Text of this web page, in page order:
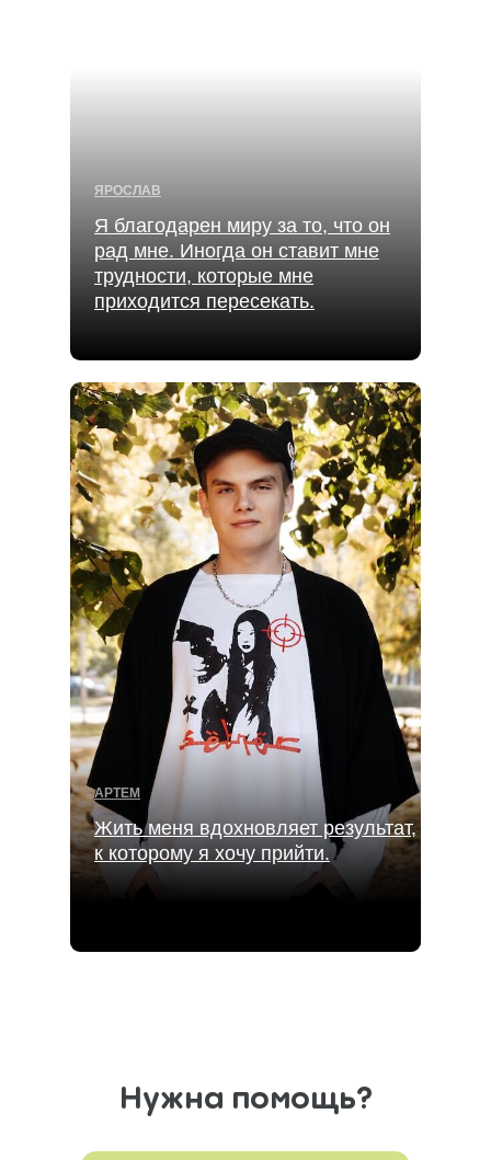
Я благодарен миру за то, что он
рад мне. Иногда он ставит мне
трудности, которые мне
приходится пересекать.
ЯРОСЛАВ
Жить меня вдохновляет результат,
к которому я хочу прийти.
АРТЕМ
Нужна помощь?